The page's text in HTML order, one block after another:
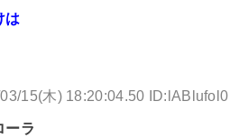
は
15(木) 18:20:04.50 ID:lABlufol0
ーラ